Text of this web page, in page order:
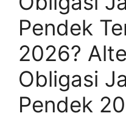
Pendek
2026?
Obligasi
Pendek